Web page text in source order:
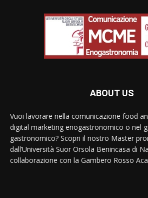
ABOUT US
Vuoi lavorare nella comunicazione food
digital marketing enogastronomico o nel
gastronomico? Scopri il nostro Master
dall’Università Suor Orsola Benincasa di
collaborazione con la Gambero Rosso